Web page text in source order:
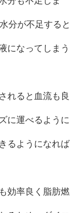
分が不足すると
になってしまう
れると血流も良
に運べるように
るようになれば
効率良く脂肪燃